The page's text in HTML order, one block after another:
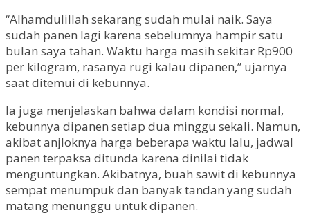
“Alhamdulillah sekarang sudah mulai naik. Saya
sudah panen lagi karena sebelumnya hampir satu
bulan saya tahan. Waktu harga masih sekitar Rp900
per kilogram, rasanya rugi kalau dipanen,” ujarnya
saat ditemui di kebunnya.
Ia juga menjelaskan bahwa dalam kondisi normal,
kebunnya dipanen setiap dua minggu sekali. Namun,
akibat anjloknya harga beberapa waktu lalu, jadwal
panen terpaksa ditunda karena dinilai tidak
menguntungkan. Akibatnya, buah sawit di kebunnya
sempat menumpuk dan banyak tandan yang sudah
matang menunggu untuk dipanen.